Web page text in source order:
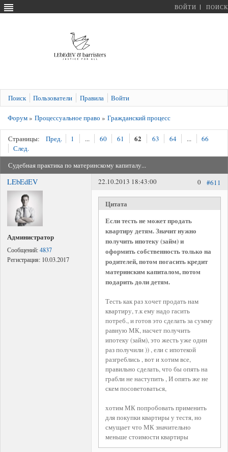
ВОЙТИ ПОИСК
Поиск Пользователи Правила Войти
Форум» Процессуальное право » Гражданский процесс
Страницы: Пред. 1 ... 60 61 62 63 64 ...
66
След.
Судебная практика по материнскому капиталу...
LEbEdEV
Администратор
Сообщений:4837
Регистрация: 10.03.2017
#611
0
22.10.2013 18:43:00
Цитата
Если тесть не может продать
квартиру детям. Значит нужно
получить ипотеку (займ) и
оформить собственность только на
родителей, потом погасить кредит
материнским капиталом, потом
подарить доли детям.
Тесть как раз хочет продать нам
квартиру, т.к ему надо гасить
потреб., и готов это сделать за сумму
равную МК, насчет получить
ипотеку (займ), это жесть уже один
раз получили )) , ели с ипотекой
разгреблись , вот и хотим все,
правильно сделать, что бы опять на
грабли не наступить , И опять же не
скем посоветоваться,
хотим МК попробовать применить
для покупки квартиры у тестя, но
смущает что МК значительно
меньше стоимости квартиры